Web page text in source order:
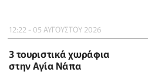
12:22 - 05 ΑΥΓΟΥΣΤΟΥ 2026
3 τουριστικά χωράφια
στην Αγία Νάπα